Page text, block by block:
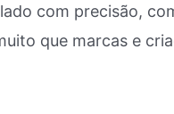
com precisão,
que marcas e